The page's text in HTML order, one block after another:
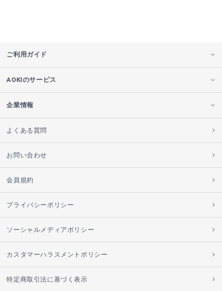
ご利用ガイド
AOKIのサービス
企業情報
よくある質問
お問い合わせ
会員規約
プライバシーポリシー
ソーシャルメディアポリシー
カスタマーハラスメントポリシー
特定商取引法に基づく表示